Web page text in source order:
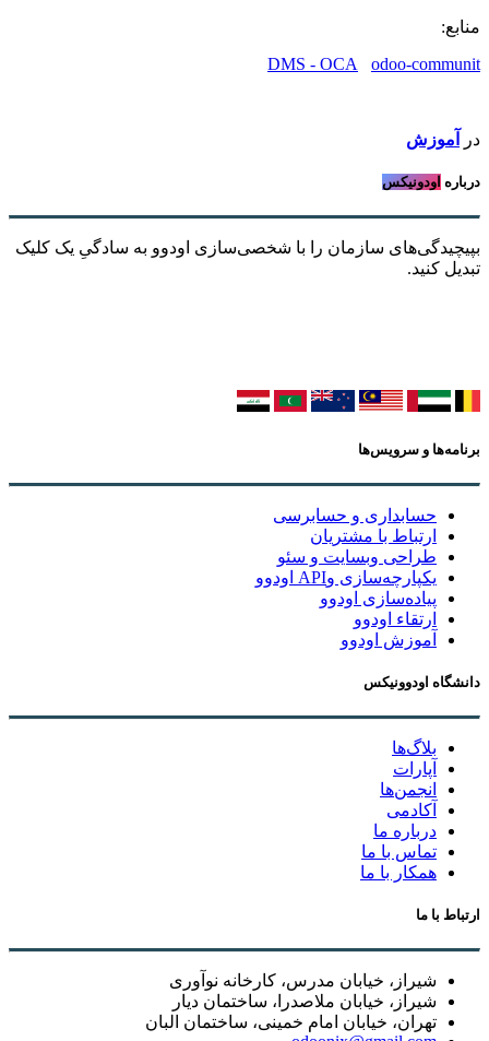
منابع:
DMS - OCA
odoo-communit
در آموزش
درباره اودونیکس
بپیچیدگی‌های سازمان را با شخصی‌سازی اودوو به سادگیِ یک کلیک
تبدیل کنید.
برنامه‌ها و سرویس‌ها
حسابداری و حسابرسی
ارتباط با مشتریان
طراحی وبسایت و سئو
یکپارچه‌سازی وAPI اودوو
پیاده‌سازی اودوو
ارتقاء اودوو
آموزش اودوو
دانشگاه اودوونیکس
بلاگ‌ها
آپارات
انجمن‌ها
آکادمی
درباره ما
تماس با ما
همکار با ما
ارتباط با ما
شیراز، خیابان مدرس، کارخانه نوآوری
شیراز، خیابان ملاصدرا، ساختمان دیار
تهران، خیابان امام خمینی، ساختمان البان